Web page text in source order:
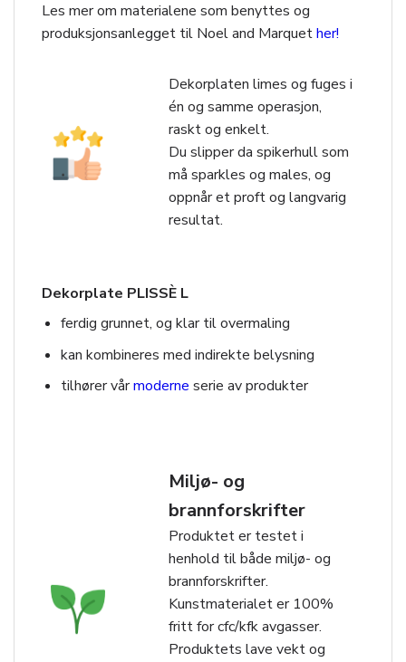
Les mer om materialene som benyttes og
produksjonsanlegget til Noel and Marquether!
Dekorplaten limes og fuges i
én og samme operasjon,
raskt og enkelt.
Du slipper da spikerhull som
må sparkles og males, og
oppnår et proft og langvarig
resultat.
Dekorplate PLISSÈ L
ferdig grunnet, og klar til overmaling
kan kombineres med indirekte belysning
tilhører vårmoderne serie av produkter
Miljø- og
brannforskrifter
Produktet er testet i
henhold til både miljø- og
brannforskrifter.
Kunstmaterialet er 100%
fritt for cfc/kfk avgasser.
Produktets lave vekt og